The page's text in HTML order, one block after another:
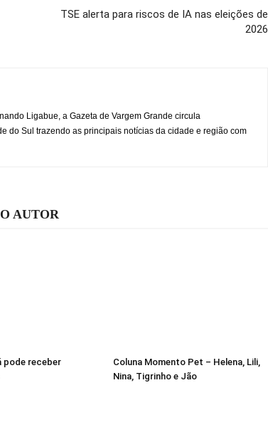
TSE alerta para riscos de IA nas eleições de
2026
Ligabue, a Gazeta de Vargem Grande circula
do Sul trazendo as principais notícias da cidade e região com
AUTOR
pode receber
Coluna Momento Pet – Helena, Lili,
Nina, Tigrinho e Jão